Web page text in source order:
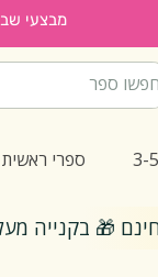
מבצעי שבוע
ספרי
₪219 לנק' איסוף/ עד הבית בקנייה מעל